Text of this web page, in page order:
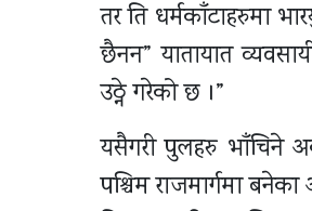
तर ति धर्मकाँटाहरुमा
छैनन” यातायात
उठ्ने गरेको छ ।”
यसैगरी पुलहरु भाँचिने
पश्चिम राजमार्गमा